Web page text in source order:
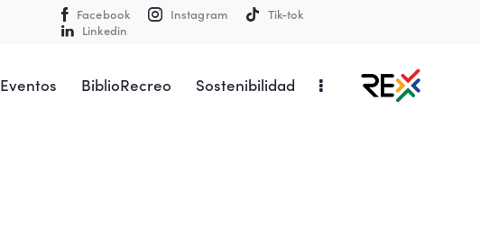
Facebook Instagram
Tik-tok
Linkedin
Eventos BiblioRecreo Sostenibilidad